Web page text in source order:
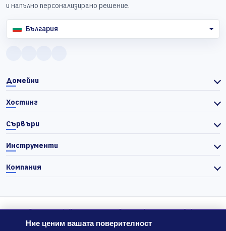
и напълно персонализирано решение.
България
Домейни
Хостинг
Сървъри
Инструменти
Компания
© 2026 Actiefhost. Съгласно българското търговско
законодателство цените в сайта се показват без ДДС, а ДДС се
Ние ценим вашата поверителност